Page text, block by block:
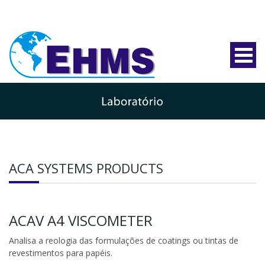
ACA SYSTEMS PRODUCTS
ACAV A4 VISCOMETER
Analisa a reologia das formulações de coatings ou tintas de
revestimentos para papéis.